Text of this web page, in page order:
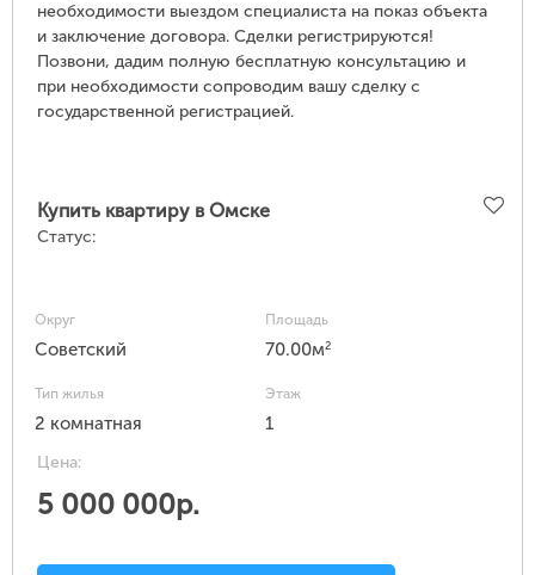
необходимости выездом специалиста на показ объекта
и заключение договора. Сделки регистрируются!
Позвони, дадим полную бесплатную консультацию и
при необходимости сопроводим вашу сделку с
государственной регистрацией.
Купить квартиру в Омске
Статус:
Округ
Советский
Площадь
70.00м2
Тип жилья
2 комнатная
Этаж
1
Цена:
5 000 000р.